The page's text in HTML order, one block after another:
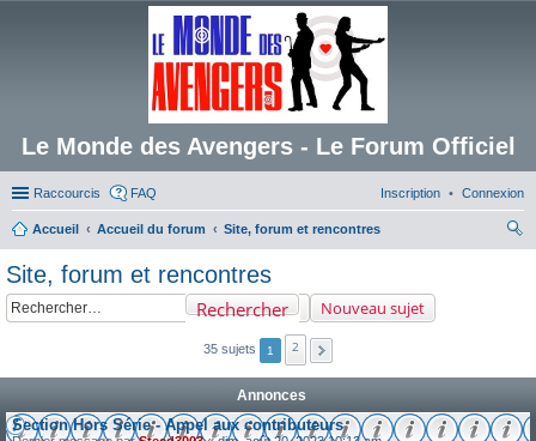
Le Monde des Avengers - Le Forum Officiel
Raccourcis FAQ Connexion
Inscription
Accueil Accueil du forum
Site, forum et rencontres
Site, forum et rencontres
Nouveau sujet
Rechercher
35 sujets 1 2
Annonces
Section Hors Série - Appel aux contributeurs